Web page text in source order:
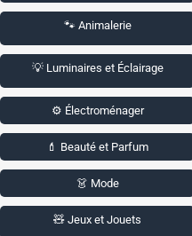
🐾 Animalerie
💡 Luminaires et Éclairage
⚙️ Électroménager
💄 Beauté et Parfum
👗 Mode
🧸 Jeux et Jouets